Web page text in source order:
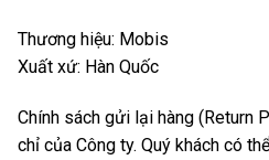
Thương hiệu: Mobis
Xuất xứ: Hàn Quốc
Chính sách gửi lại hàng (Return
chỉ của Công ty. Quý khách có